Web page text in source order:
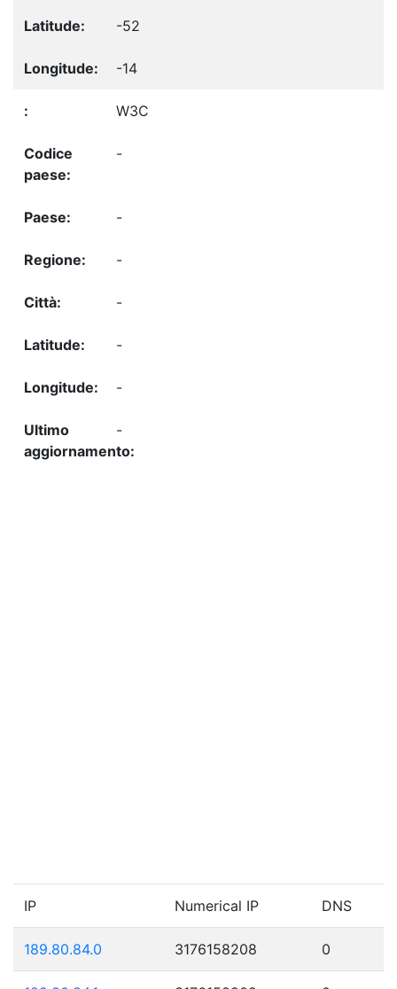
-52
-14
W3C
-
-
-
-
-
-
-
IP Numerical IP DNS
189.80.84.0 3176158208 0